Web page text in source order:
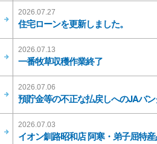
2026.07.27
住宅ローンを更新しました。
2026.07.13
一番牧草収穫作業終了
2026.07.06
預貯金等の不正な払戻しへのJAバ
2026.07.03
イオン釧路昭和店 阿寒・弟子屈特